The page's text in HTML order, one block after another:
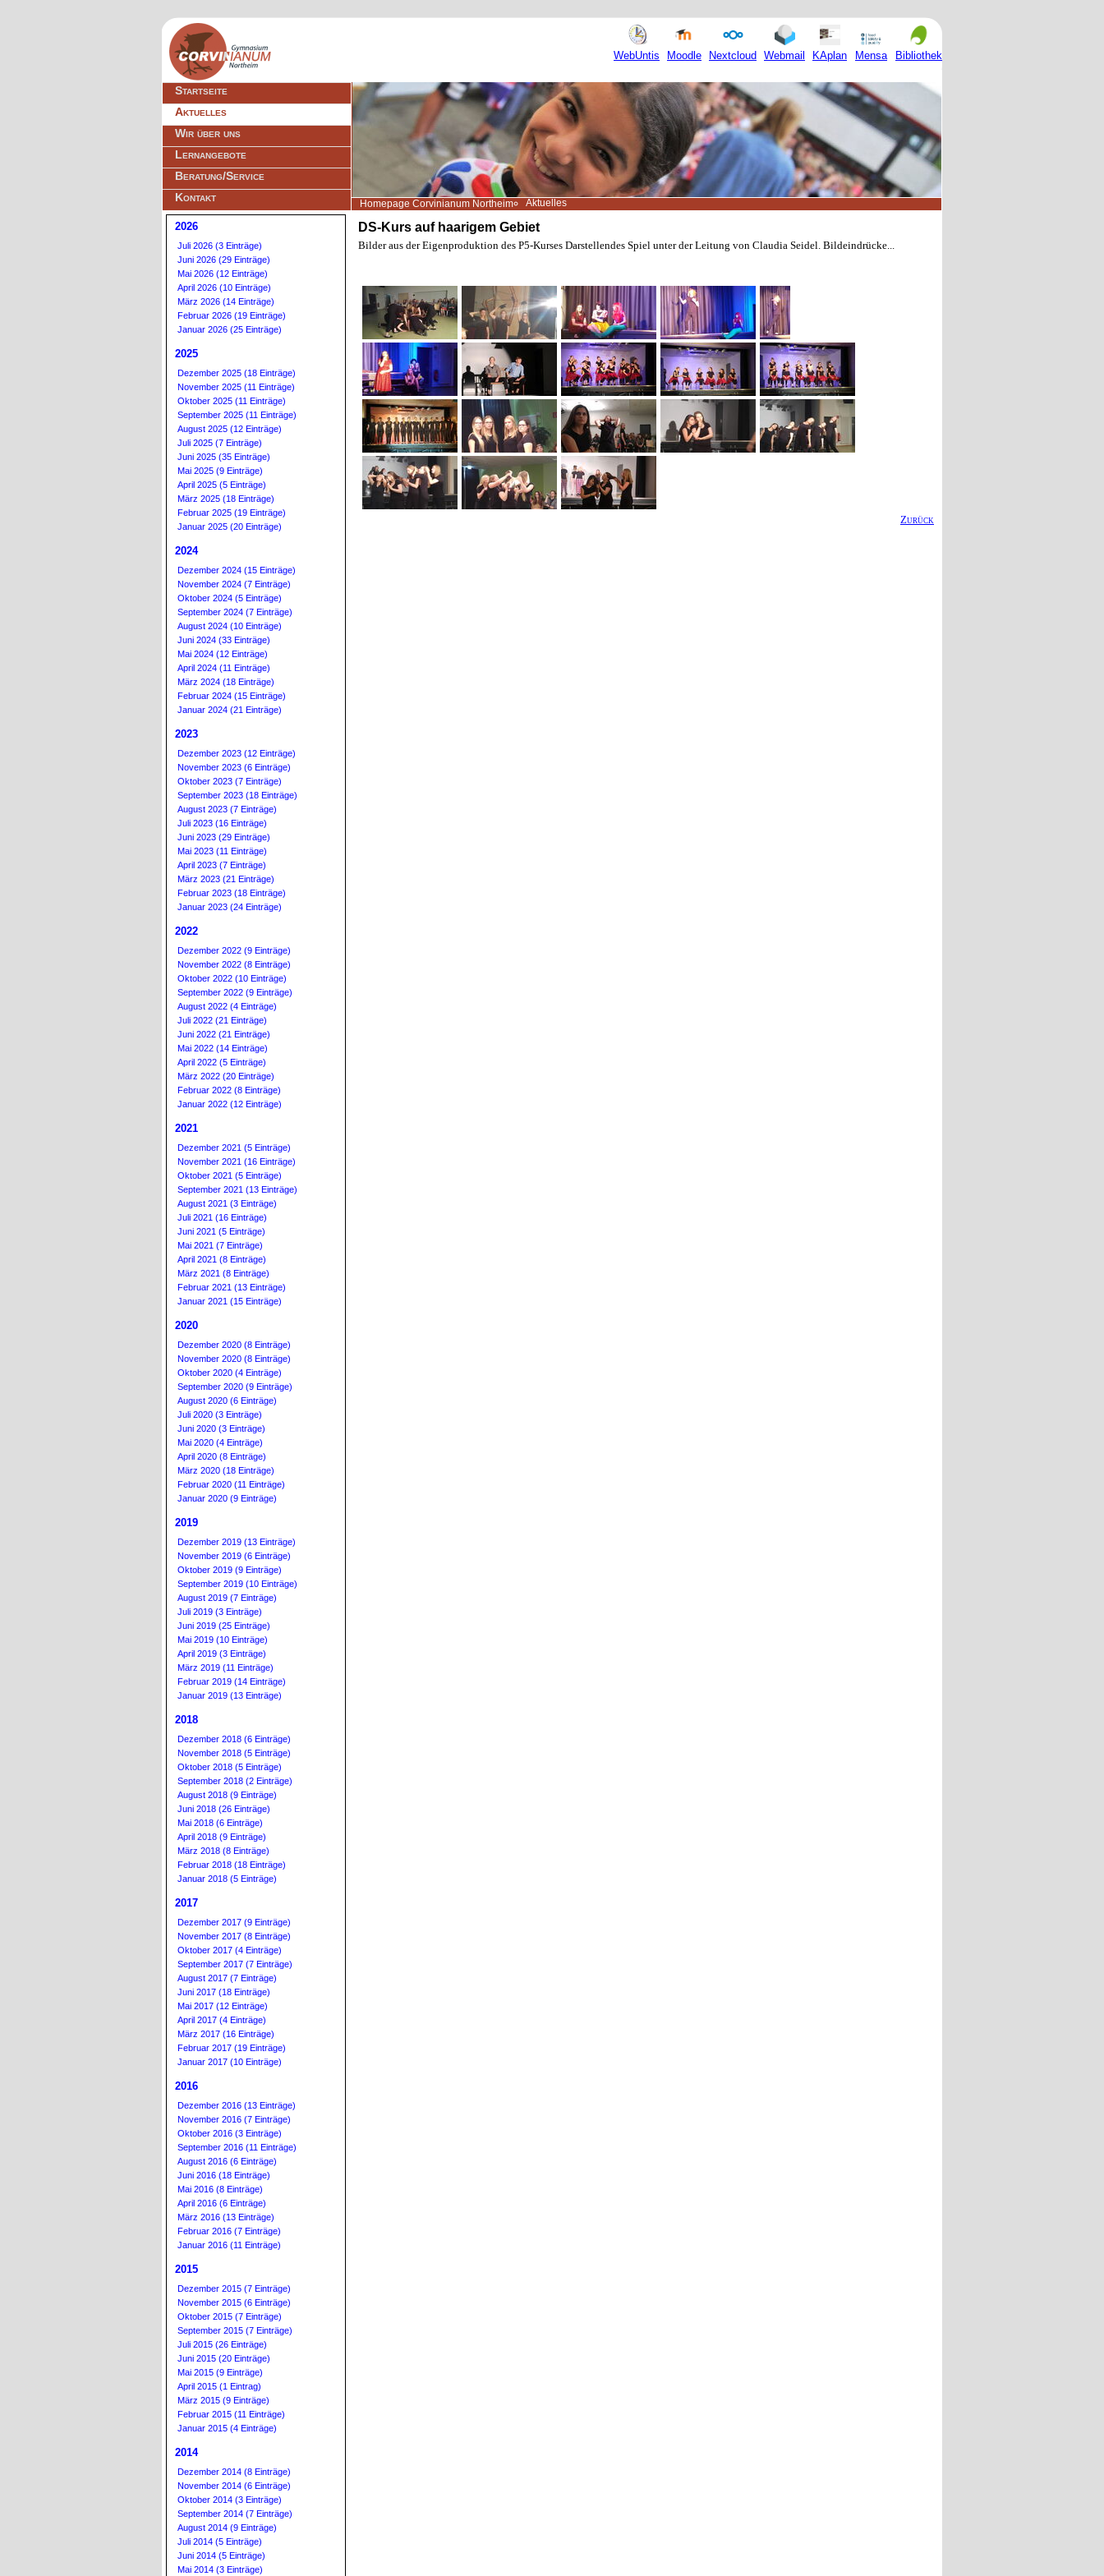
WebUntis Moodle Nextcloud Webmail KAplan Mensa Bibliothek
Navigation
überspringen
Startseite
Aktuelles
Wir über uns
Lernangebote
Beratung/Service
Kontakt
Homepage Corvinianum Northeim Aktuelles
DS-Kurs auf haarigem Gebiet
Bilder aus der Eigenproduktion des P5-Kurses Darstellendes Spiel unter der Leitung von Claudia Seidel. Bildeindrücke...
Zurück
2026
Juli 2026 (3 Einträge)
Juni 2026 (29 Einträge)
Mai 2026 (12 Einträge)
April 2026 (10 Einträge)
März 2026 (14 Einträge)
Februar 2026 (19 Einträge)
Januar 2026 (25 Einträge)
2025
Dezember 2025 (18 Einträge)
November 2025 (11 Einträge)
Oktober 2025 (11 Einträge)
September 2025 (11 Einträge)
August 2025 (12 Einträge)
Juli 2025 (7 Einträge)
Juni 2025 (35 Einträge)
Mai 2025 (9 Einträge)
April 2025 (5 Einträge)
März 2025 (18 Einträge)
Februar 2025 (19 Einträge)
Januar 2025 (20 Einträge)
2024
Dezember 2024 (15 Einträge)
November 2024 (7 Einträge)
Oktober 2024 (5 Einträge)
September 2024 (7 Einträge)
August 2024 (10 Einträge)
Juni 2024 (33 Einträge)
Mai 2024 (12 Einträge)
April 2024 (11 Einträge)
März 2024 (18 Einträge)
Februar 2024 (15 Einträge)
Januar 2024 (21 Einträge)
2023
Dezember 2023 (12 Einträge)
November 2023 (6 Einträge)
Oktober 2023 (7 Einträge)
September 2023 (18 Einträge)
August 2023 (7 Einträge)
Juli 2023 (16 Einträge)
Juni 2023 (29 Einträge)
Mai 2023 (11 Einträge)
April 2023 (7 Einträge)
März 2023 (21 Einträge)
Februar 2023 (18 Einträge)
Januar 2023 (24 Einträge)
2022
Dezember 2022 (9 Einträge)
November 2022 (8 Einträge)
Oktober 2022 (10 Einträge)
September 2022 (9 Einträge)
August 2022 (4 Einträge)
Juli 2022 (21 Einträge)
Juni 2022 (21 Einträge)
Mai 2022 (14 Einträge)
April 2022 (5 Einträge)
März 2022 (20 Einträge)
Februar 2022 (8 Einträge)
Januar 2022 (12 Einträge)
2021
Dezember 2021 (5 Einträge)
November 2021 (16 Einträge)
Oktober 2021 (5 Einträge)
September 2021 (13 Einträge)
August 2021 (3 Einträge)
Juli 2021 (16 Einträge)
Juni 2021 (5 Einträge)
Mai 2021 (7 Einträge)
April 2021 (8 Einträge)
März 2021 (8 Einträge)
Februar 2021 (13 Einträge)
Januar 2021 (15 Einträge)
2020
Dezember 2020 (8 Einträge)
November 2020 (8 Einträge)
Oktober 2020 (4 Einträge)
September 2020 (9 Einträge)
August 2020 (6 Einträge)
Juli 2020 (3 Einträge)
Juni 2020 (3 Einträge)
Mai 2020 (4 Einträge)
April 2020 (8 Einträge)
März 2020 (18 Einträge)
Februar 2020 (11 Einträge)
Januar 2020 (9 Einträge)
2019
Dezember 2019 (13 Einträge)
November 2019 (6 Einträge)
Oktober 2019 (9 Einträge)
September 2019 (10 Einträge)
August 2019 (7 Einträge)
Juli 2019 (3 Einträge)
Juni 2019 (25 Einträge)
Mai 2019 (10 Einträge)
April 2019 (3 Einträge)
März 2019 (11 Einträge)
Februar 2019 (14 Einträge)
Januar 2019 (13 Einträge)
2018
Dezember 2018 (6 Einträge)
November 2018 (5 Einträge)
Oktober 2018 (5 Einträge)
September 2018 (2 Einträge)
August 2018 (9 Einträge)
Juni 2018 (26 Einträge)
Mai 2018 (6 Einträge)
April 2018 (9 Einträge)
März 2018 (8 Einträge)
Februar 2018 (18 Einträge)
Januar 2018 (5 Einträge)
2017
Dezember 2017 (9 Einträge)
November 2017 (8 Einträge)
Oktober 2017 (4 Einträge)
September 2017 (7 Einträge)
August 2017 (7 Einträge)
Juni 2017 (18 Einträge)
Mai 2017 (12 Einträge)
April 2017 (4 Einträge)
März 2017 (16 Einträge)
Februar 2017 (19 Einträge)
Januar 2017 (10 Einträge)
2016
Dezember 2016 (13 Einträge)
November 2016 (7 Einträge)
Oktober 2016 (3 Einträge)
September 2016 (11 Einträge)
August 2016 (6 Einträge)
Juni 2016 (18 Einträge)
Mai 2016 (8 Einträge)
April 2016 (6 Einträge)
März 2016 (13 Einträge)
Februar 2016 (7 Einträge)
Januar 2016 (11 Einträge)
2015
Dezember 2015 (7 Einträge)
November 2015 (6 Einträge)
Oktober 2015 (7 Einträge)
September 2015 (7 Einträge)
Juli 2015 (26 Einträge)
Juni 2015 (20 Einträge)
Mai 2015 (9 Einträge)
April 2015 (1 Eintrag)
März 2015 (9 Einträge)
Februar 2015 (11 Einträge)
Januar 2015 (4 Einträge)
2014
Dezember 2014 (8 Einträge)
November 2014 (6 Einträge)
Oktober 2014 (3 Einträge)
September 2014 (7 Einträge)
August 2014 (9 Einträge)
Juli 2014 (5 Einträge)
Juni 2014 (5 Einträge)
Mai 2014 (3 Einträge)